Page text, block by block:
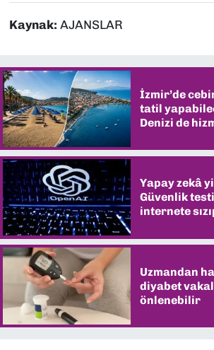
Kaynak: AJANSLAR
İzmir’de
tatil
Denizi de
Yapay zekâ
Güvenlik
internete
Uzmandan
diyabet
önlenebilir